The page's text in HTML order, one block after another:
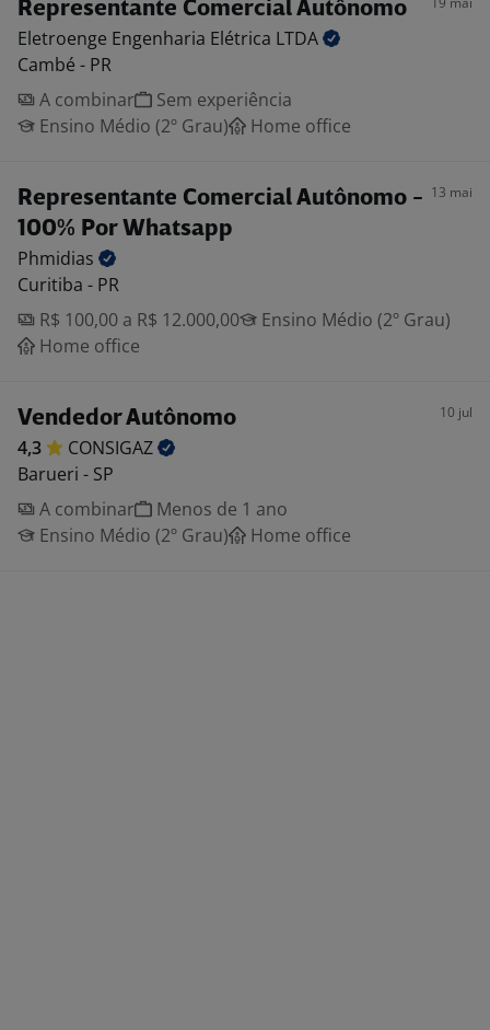
Representante Comercial Autônomo
Eletroenge Engenharia Elétrica LTDA
Cambé - PR
A combinar
Sem experiência
Ensino Médio (2º Grau)
Home office
Representante Comercial Autônomo -
100% Por Whatsapp
13 mai
Phmidias
Curitiba - PR
R$ 100,00 a R$ 12.000,00
Ensino Médio (2º Grau)
Home office
Vendedor Autônomo 10 jul
4,3
CONSIGAZ
Barueri - SP
A combinar
Menos de 1 ano
Ensino Médio (2º Grau)
Home office